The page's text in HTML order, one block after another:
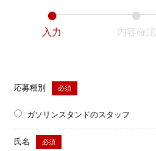
入力 内容確認
応募種別 必須
ガソリンスタンドのスタッフ
氏名 必須